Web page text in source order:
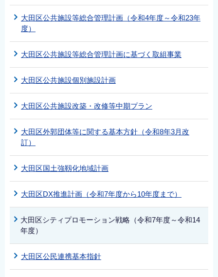
大田区公共施設等総合管理計画（令和4年度～令和23年
度）
大田区公共施設等総合管理計画に基づく取組事業
大田区公共施設個別施設計画
大田区公共施設改築・改修等中期プラン
大田区外郭団体等に関する基本方針（令和8年3月改
訂）
大田区国土強靱化地域計画
大田区DX推進計画（令和7年度から10年度まで）
大田区シティプロモーション戦略（令和7年度～令和14
年度）
大田区公民連携基本指針